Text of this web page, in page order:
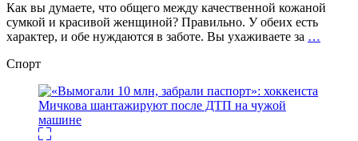
Как вы думаете, что общего между качественной кожаной
сумкой и красивой женщиной? Правильно. У обеих есть
характер, и обе нуждаются в заботе. Вы ухаживаете за …
Спорт